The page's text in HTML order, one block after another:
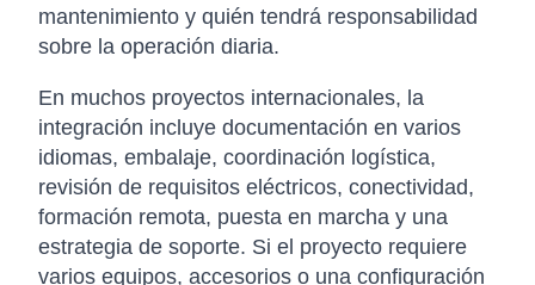
mantenimiento y quién tendrá responsabilidad
sobre la operación diaria.
En muchos proyectos internacionales, la
integración incluye documentación en varios
idiomas, embalaje, coordinación logística,
revisión de requisitos eléctricos, conectividad,
formación remota, puesta en marcha y una
estrategia de soporte. Si el proyecto requiere
varios equipos, accesorios o una configuración